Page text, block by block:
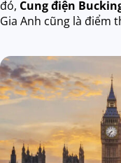
đó, Cung điện
Gia Anh cũng là điểm